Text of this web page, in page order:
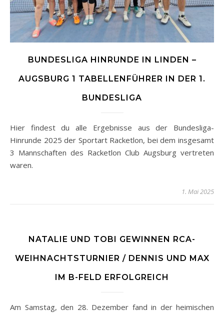
BUNDESLIGA HINRUNDE IN LINDEN –
AUGSBURG 1 TABELLENFÜHRER IN DER 1.
BUNDESLIGA
Hier findest du alle Ergebnisse aus der Bundesliga-
Hinrunde 2025 der Sportart Racketlon, bei dem insgesamt
3 Mannschaften des Racketlon Club Augsburg vertreten
waren.
1. Mai 2025
NATALIE UND TOBI GEWINNEN RCA-
WEIHNACHTSTURNIER / DENNIS UND MAX
IM B-FELD ERFOLGREICH
Am Samstag, den 28. Dezember fand in der heimischen